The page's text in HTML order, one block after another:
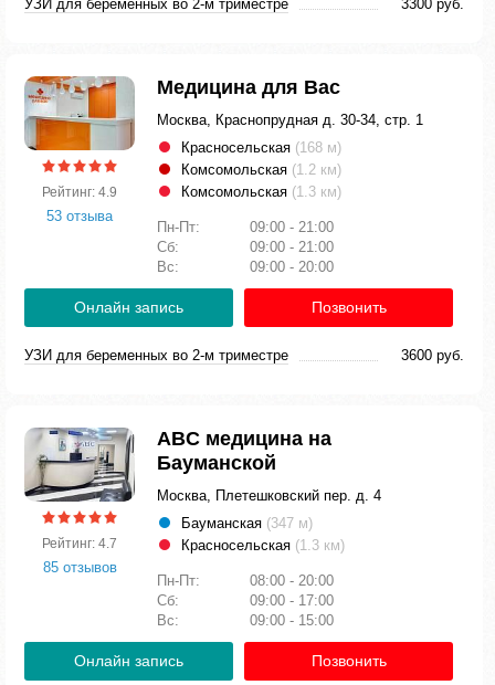
УЗИ для беременных во 2-м триместре 3300 руб.
Рейтинг: 4.9
53 отзыва
Медицина для Вас
Москва, Краснопрудная д. 30-34, стр. 1
Красносельская (168 м)
Комсомольская (1.2 км)
Комсомольская (1.3 км)
Пн-Пт:
09:00 - 21:00
Сб:
09:00 - 21:00
Вс:
09:00 - 20:00
Онлайн запись Позвонить
УЗИ для беременных во 2-м триместре 3600 руб.
Рейтинг: 4.7
85 отзывов
ABC медицина на
Бауманской
Москва, Плетешковский пер. д. 4
Бауманская (347 м)
Красносельская (1.3 км)
Пн-Пт:
08:00 - 20:00
Сб:
09:00 - 17:00
Вс:
09:00 - 15:00
Онлайн запись Позвонить